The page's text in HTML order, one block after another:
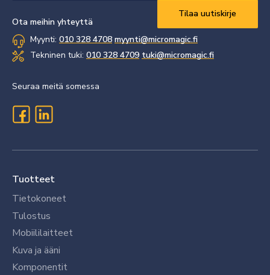
Ota meihin yhteyttä
Myynti: 010 328 4708 myynti@micromagic.fi
Tekninen tuki: 010 328 4709 tuki@micromagic.fi
Seuraa meitä somessa
Tuotteet
Tietokoneet
Tulostus
Mobiililaitteet
Kuva ja ääni
Komponentit